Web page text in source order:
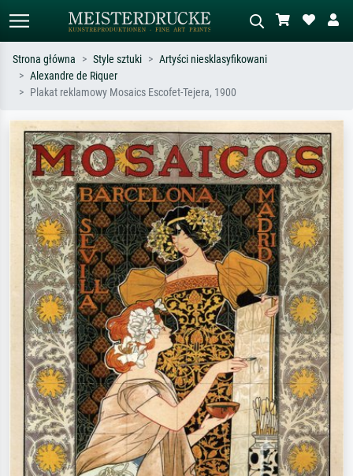
Wyszukiwanie standardowe Wyszukiwanie obrazów AI
Monet, Gwiaździsta noc,
impresjonizm, fala Hokusaia, akt.
abstrakcja z czerwienią, ciemny olej,
stojący akt obok drzewa.
Strona główna Style sztuki
Artyści niesklasyfikowani
Alexandre de Riquer
Plakat reklamowy Mosaics Escofet-Tejera, 1900